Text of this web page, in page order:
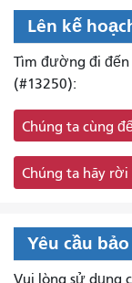
Lên kế
Tìm đường đi
(#13250):
Chúng ta cùng
Chúng ta hãy rời
Yêu cầu
Vui lòng sử dụng